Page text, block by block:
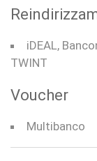
iDEAL,
TWINT
Voucher
Multibanco